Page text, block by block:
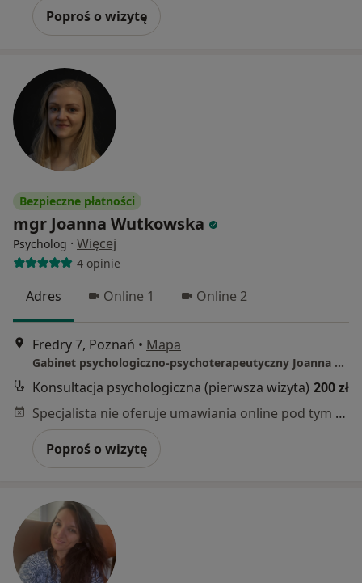
Poproś o wizytę
Bezpieczne płatności
mgr Joanna Wutkowska
Psycholog · Więcej
4 opinie
Adres Online 1 Online 2
Fredry 7, Poznań • Mapa
Gabinet psychologiczno-psychoterapeutyczny Joanna Wutkowska
Konsultacja psychologiczna (pierwsza wizyta) 200 zł
Specjalista nie oferuje umawiania online pod tym adresem.
Poproś o wizytę